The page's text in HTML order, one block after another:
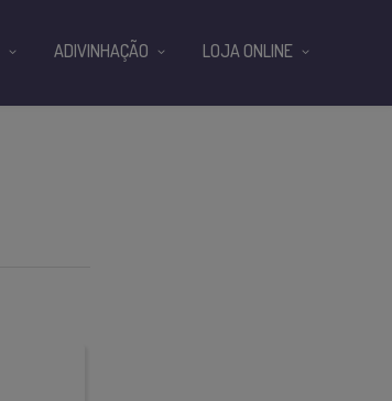
ADIVINHAÇÃO LOJA ONLINE